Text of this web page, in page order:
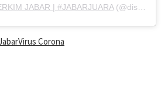
JABAR | #JABARJUARA(@disperkimjabar) on
Virus Corona